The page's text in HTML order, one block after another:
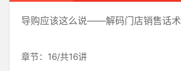
导购应该这么说——解码门店销售话术
章节：16/共16讲